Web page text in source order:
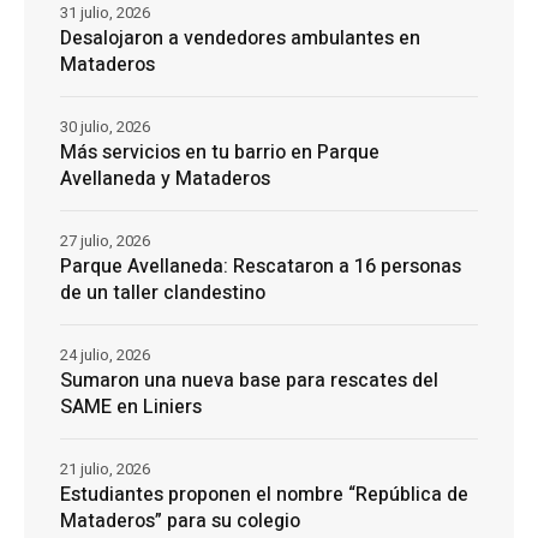
Desalojaron a vendedores ambulantes en
Mataderos
31 julio, 2026
Más servicios en tu barrio en Parque
Avellaneda y Mataderos
30 julio, 2026
Parque Avellaneda: Rescataron a 16 personas
de un taller clandestino
27 julio, 2026
Sumaron una nueva base para rescates del
SAME en Liniers
24 julio, 2026
Estudiantes proponen el nombre “República de
Mataderos” para su colegio
21 julio, 2026